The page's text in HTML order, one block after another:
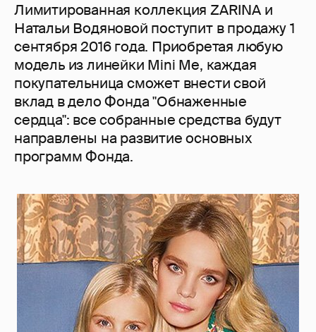
Лимитированная коллекция ZARINA и
Натальи Водяновой поступит в продажу 1
сентября 2016 года. Приобретая любую
модель из линейки Mini Me, каждая
покупательница сможет внести свой
вклад в дело Фонда "Обнаженные
сердца": все собранные средства будут
направлены на развитие основных
программ Фонда.